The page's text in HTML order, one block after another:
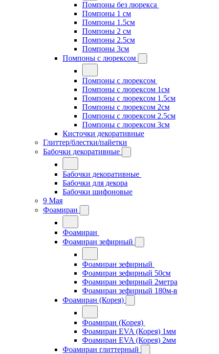
Помпоны без люрекса
Помпоны 1 см
Помпоны 1.5см
Помпоны 2 см
Помпоны 2.5см
Помпоны 3см
Помпоны с люрексом
Помпоны с люрексом
Помпоны с люрексом 1см
Помпоны с люрексом 1.5см
Помпоны с люрексом 2см
Помпоны с люрексом 2.5см
Помпоны с люрексом 3см
Кисточки декоративные
Глиттер/блестки/пайетки
Бабочки декоративные
Бабочки декоративные
Бабочки для декора
Бабочки шифоновые
9 Мая
Фоамиран
Фоамиран
Фоамиран зефирный
Фоамиран зефирный
Фоамиран зефирный 50см
Фоамиран зефирный 2метра
Фоамиран зефирный 180м-в
Фоамиран (Корея)
Фоамиран (Корея)
Фоамиран EVA (Корея) 1мм
Фоамиран EVA (Корея) 2мм
Фоамиран глиттерный